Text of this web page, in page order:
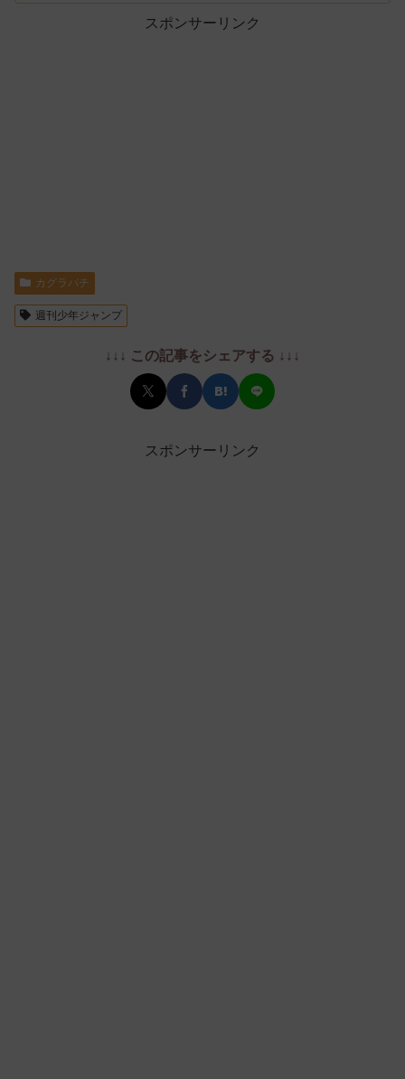
スポンサーリンク
カグラバチ
週刊少年ジャンプ
↓↓↓ この記事をシェアする ↓↓↓
スポンサーリンク